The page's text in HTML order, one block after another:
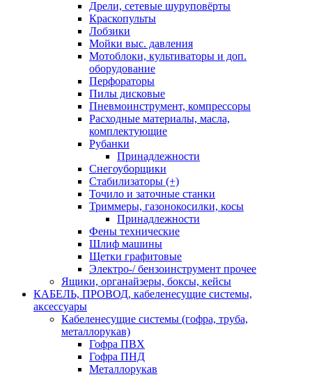
Дрели, сетевые шуруповёрты
Краскопульты
Лобзики
Мойки выс. давления
Мотоблоки, культиваторы и доп.
оборудование
Перфораторы
Пилы дисковые
Пневмоинструмент, компрессоры
Расходные материалы, масла,
комплектующие
Рубанки
Принадлежности
Снегоуборщики
Стабилизаторы (+)
Точило и заточные станки
Триммеры, газонокосилки, косы
Принадлежности
Фены технические
Шлиф машины
Щетки графитовые
Электро-/ бензоинструмент прочее
Ящики, органайзеры, боксы, кейсы
КАБЕЛЬ, ПРОВОД, кабеленесущие системы,
аксессуары
Кабеленесущие системы (гофра, труба,
металлорукав)
Гофра ПВХ
Гофра ПНД
Металлорукав